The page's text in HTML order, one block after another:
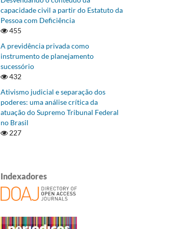
capacidade civil a partir do Estatuto da
Pessoa com Deficiência
455
A previdência privada como
instrumento de planejamento
sucessório
432
Ativismo judicial e separação dos
poderes: uma análise crítica da
atuação do Supremo Tribunal Federal
no Brasil
227
Indexadores